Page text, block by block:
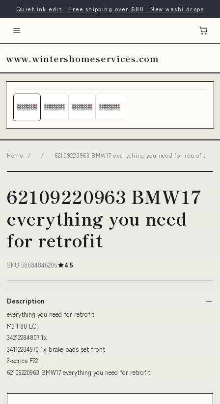
Quiet ink edit · Free shipping over $80 · New washi drops
www.wintershomeservices.com
Home / / 62109220963 BMW17 everything you need for retrofit
62109220963 BMW17
everything you need
for retrofit
SKU 58684846206 4.5
Description
everything you need for retrofit
M3 F80 LCI
34212284807 1x
34112284970 1x brake pads set front
2-series F22
62109220963 BMW17 everything you need for retrofit